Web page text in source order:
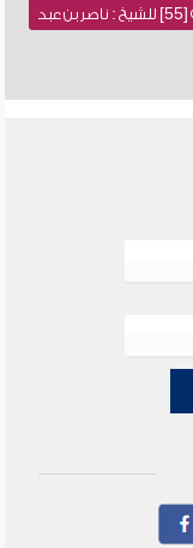
نسخة نصية للطباعة , شرح العقيدة الطحاوية [55] للشيخ : ناصر بن عبد